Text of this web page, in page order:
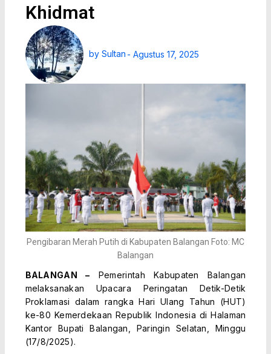
Khidmat
bySultan - Agustus 17, 2025
Pengibaran Merah Putih di Kabupaten Balangan Foto: MC
Balangan
BALANGAN – Pemerintah Kabupaten Balangan
melaksanakan Upacara Peringatan Detik-Detik
Proklamasi dalam rangka Hari Ulang Tahun (HUT)
ke-80 Kemerdekaan Republik Indonesia di Halaman
Kantor Bupati Balangan, Paringin Selatan, Minggu
(17/8/2025).